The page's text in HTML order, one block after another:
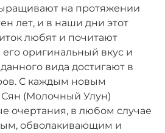
на протяжении
лет, и в наши дни этот
любят и почитают
оригинальный вкус и
вида достигают в
С каждым новым
(Молочный Улун)
очертания, в любом случае
обволакивающим и